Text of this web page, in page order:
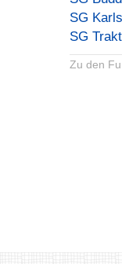
SG
SG
Zu den